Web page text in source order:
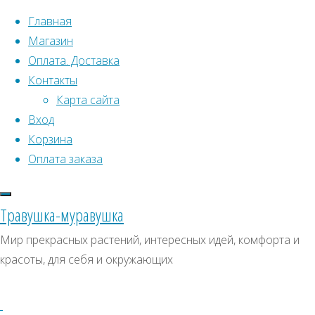
Перейти к содержимому
Главная
Магазин
Оплата. Доставка
Контакты
Карта сайта
Вход
Корзина
Оплата заказа
Травушка-муравушка
Мир прекрасных растений, интересных идей, комфорта и
красоты, для себя и окружающих
Что искать:
Поиск
растений
открытого
грунтаВсе
Искать:
СКИДКИ, АКЦИИ
Категории магазина